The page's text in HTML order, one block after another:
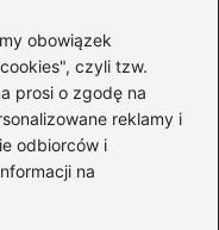
obowiązek
czyli tzw.
prosi o zgodę na
reklamy i
odbiorców i
na
jak
w